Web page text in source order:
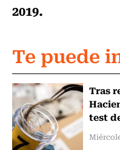
2019.
Te puede
Tras
test